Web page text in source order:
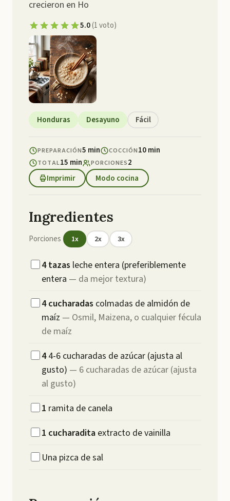
crecieron en Ho
5.0(1voto)
Honduras Desayuno Fácil
PREPARACIÓN5 min COCCIÓN10 min
TOTAL15 min PORCIONES2
Imprimir
Modo cocina
Ingredientes
Porciones 1x 2x 3x
4tazas leche entera (preferiblemente
entera — da mejor textura)
4cucharadas colmadas de almidón de
maíz — Osmil, Maizena, o cualquier fécula
de maíz
4 4-6 cucharadas de azúcar (ajusta al
gusto) — 6 cucharadas de azúcar (ajusta
al gusto)
1 ramita de canela
1 cucharadita extracto de vainilla
Una pizca de sal